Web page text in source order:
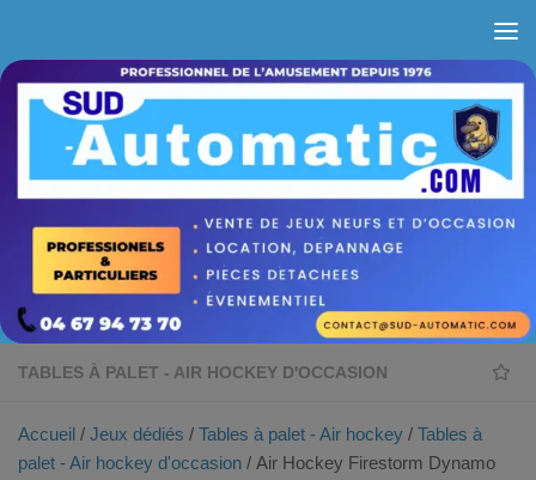
TABLES À PALET - AIR HOCKEY D'OCCASION
Accueil / Jeux dédiés / Tables à palet - Air hockey / Tables à
palet - Air hockey d'occasion / Air Hockey Firestorm Dynamo